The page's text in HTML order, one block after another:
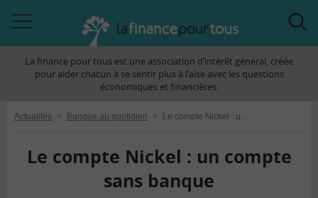
àLa finance pour tous est une association d’intérêt général, créée
pour aider chacun à se sentir plus à l’aise avec les questions
économiques et financières.
Actualités > Banque au quotidien > Le compte Nickel : un compte sans banque
Le compte Nickel : un compte
sans banque